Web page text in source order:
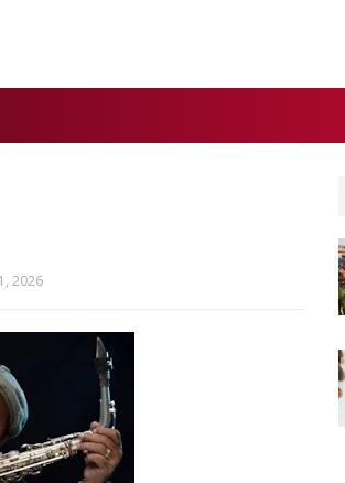
2026